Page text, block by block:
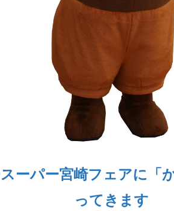
ーパー宮崎フェアに「
ってきます